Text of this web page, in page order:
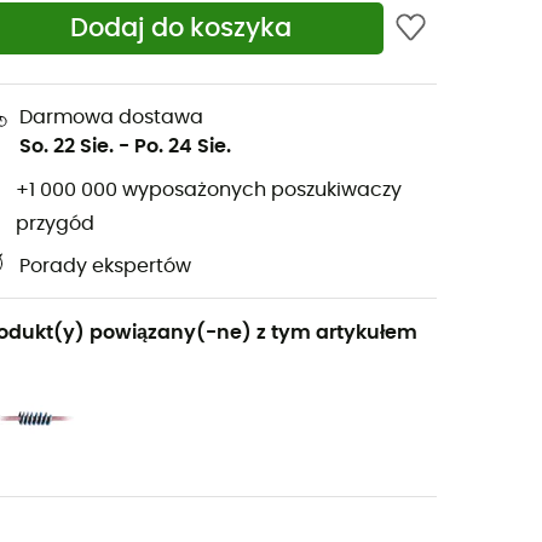
Dodaj do koszyka
Darmowa dostawa
So. 22 Sie. - Po. 24 Sie.
+1 000 000 wyposażonych poszukiwaczy
przygód
Porady ekspertów
powiązany(-ne) z tym artykułem